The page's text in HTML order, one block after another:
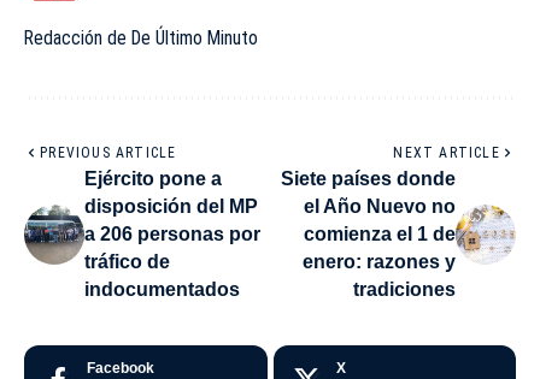
Redacción de De Último Minuto
PREVIOUS ARTICLE
Ejército pone a
disposición del MP
a 206 personas por
tráfico de
indocumentados
NEXT ARTICLE
Siete países donde
el Año Nuevo no
comienza el 1 de
enero: razones y
tradiciones
Facebook X